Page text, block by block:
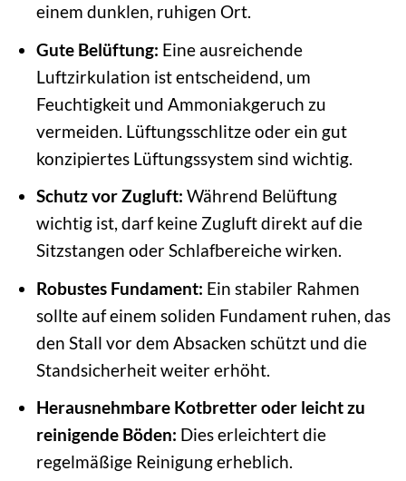
einem dunklen, ruhigen Ort.
Gute Belüftung: Eine ausreichende
Luftzirkulation ist entscheidend, um
Feuchtigkeit und Ammoniakgeruch zu
vermeiden. Lüftungsschlitze oder ein gut
konzipiertes Lüftungssystem sind wichtig.
Schutz vor Zugluft: Während Belüftung
wichtig ist, darf keine Zugluft direkt auf die
Sitzstangen oder Schlafbereiche wirken.
Robustes Fundament: Ein stabiler Rahmen
sollte auf einem soliden Fundament ruhen, das
den Stall vor dem Absacken schützt und die
Standsicherheit weiter erhöht.
Herausnehmbare Kotbretter oder leicht zu
reinigende Böden: Dies erleichtert die
regelmäßige Reinigung erheblich.